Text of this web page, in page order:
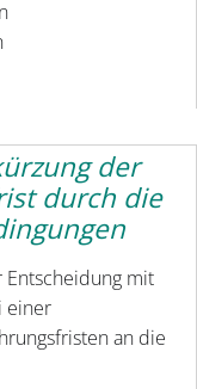
der
durch die
Entscheidung mit
einer
an die